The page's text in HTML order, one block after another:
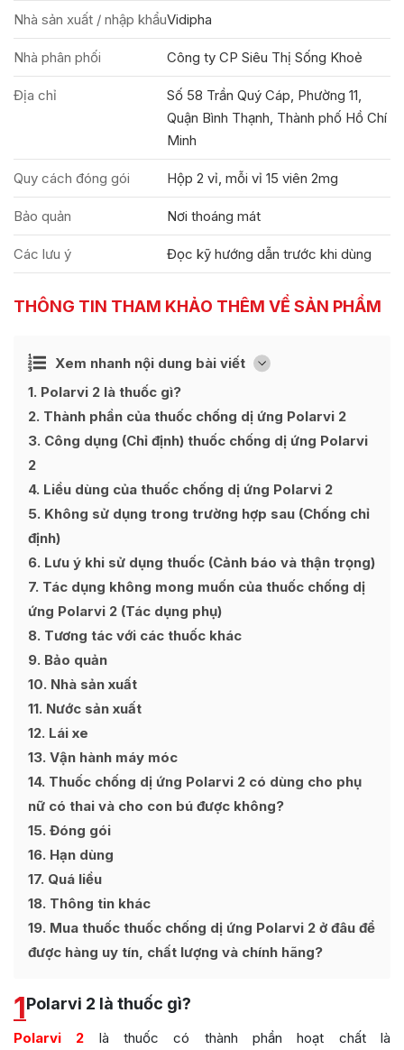
Nhà sản xuất / nhập khẩuVidipha
Nhà phân phối Công ty CP Siêu Thị Sống Khoẻ
Địa chỉ
Số 58 Trần Quý Cáp, Phường 11,
Quận Bình Thạnh, Thành phố Hồ Chí
Minh
Quy cách đóng gói Hộp 2 vỉ, mỗi vỉ 15 viên 2mg
Bảo quản Nơi thoáng mát
Các lưu ý Đọc kỹ hướng dẫn trước khi dùng
THÔNG TIN THAM KHẢO THÊM VỀ SẢN PHẨM
Xem nhanh nội dung bài viết [
Ẩn
1 Polarvi 2 là thuốc gì?
2 Thành phần của thuốc chống dị ứng Polarvi 2
3 Công dụng (Chỉ định) thuốc chống dị ứng Polarvi
2
4 Liều dùng của thuốc chống dị ứng Polarvi 2
5 Không sử dụng trong trường hợp sau (Chống chỉ
định)
6 Lưu ý khi sử dụng thuốc (Cảnh báo và thận trọng)
7 Tác dụng không mong muốn của thuốc chống dị
ứng Polarvi 2 (Tác dụng phụ)
8 Tương tác với các thuốc khác
9 Bảo quản
10 Nhà sản xuất
11 Nước sản xuất
12 Lái xe
13 Vận hành máy móc
14 Thuốc chống dị ứng Polarvi 2 có dùng cho phụ
nữ có thai và cho con bú được không?
15 Đóng gói
16 Hạn dùng
17 Quá liều
18 Thông tin khác
19 Mua thuốc thuốc chống dị ứng Polarvi 2 ở đâu để
được hàng uy tín, chất lượng và chính hãng?
1Polarvi 2 là thuốc gì?
Polarvi 2 là thuốc có thành phần hoạt chất là